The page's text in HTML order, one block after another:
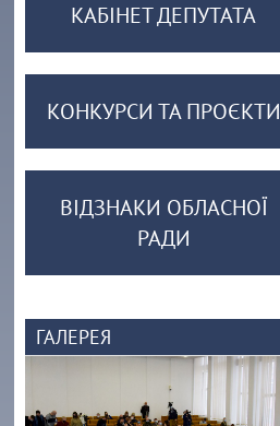
КАБІНЕТ ДЕПУТАТА
КОНКУРСИ ТА ПРОЄКТИ
ВІДЗНАКИ ОБЛАСНОЇ
РАДИ
ГАЛЕРЕЯ